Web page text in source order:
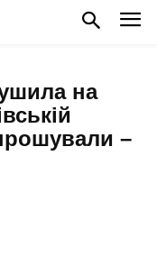
на
–